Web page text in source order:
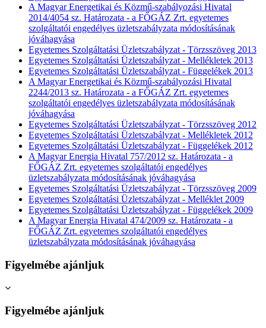
A Magyar Energetikai és Közmű-szabályozási Hivatal
2014/4054 sz. Határozata - a FŐGÁZ Zrt. egyetemes
szolgáltatói engedélyes üzletszabályzata módosításának
jóváhagyása
Egyetemes Szolgáltatási Üzletszabályzat - Törzsszöveg 2013
Egyetemes Szolgáltatási Üzletszabályzat - Mellékletek 2013
Egyetemes Szolgáltatási Üzletszabályzat - Függelékek 2013
A Magyar Energetikai és Közmű-szabályozási Hivatal
2244/2013 sz. Határozata - a FŐGÁZ Zrt. egyetemes
szolgáltatói engedélyes üzletszabályzata módosításának
jóváhagyása
Egyetemes Szolgáltatási Üzletszabályzat - Törzsszöveg 2012
Egyetemes Szolgáltatási Üzletszabályzat - Mellékletek 2012
Egyetemes Szolgáltatási Üzletszabályzat - Függelékek 2012
A Magyar Energia Hivatal 757/2012 sz. Határozata - a
FŐGÁZ Zrt. egyetemes szolgáltatói engedélyes
üzletszabályzata módosításának jóváhagyása
Egyetemes Szolgáltatási Üzletszabályzat - Törzsszöveg 2009
Egyetemes Szolgáltatási Üzletszabályzat - Melléklet 2009
Egyetemes Szolgáltatási Üzletszabályzat - Függelékek 2009
A Magyar Energia Hivatal 474/2009 sz. Határozata - a
FŐGÁZ Zrt. egyetemes szolgáltatói engedélyes
üzletszabályzata módosításának jóváhagyása
Figyelmébe ajánljuk
Figyelmébe ajánljuk